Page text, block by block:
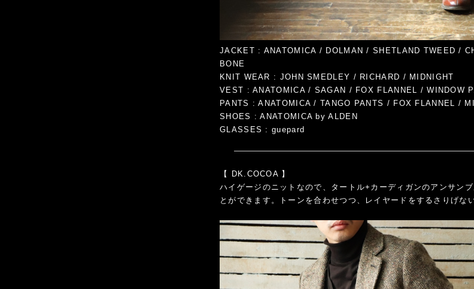
JACKET : ANATOMICA / DOLMAN / SHETLAND TWEED /
BONE
KNIT WEAR : JOHN SMEDLEY / RICHARD / MIDNIGHT
VEST : ANATOMICA / SAGAN / FOX FLANNEL / WINDOW
PANTS : ANATOMICA / TANGO PANTS / FOX FLANNEL /
SHOES : ANATOMICA by ALDEN
GLASSES : guepard
【 DK.COCOA 】
ハイゲージのニットなので、タートル+カーディガンのアンサン
とができます。トーンを合わせつつ、レイヤードをするさりげな